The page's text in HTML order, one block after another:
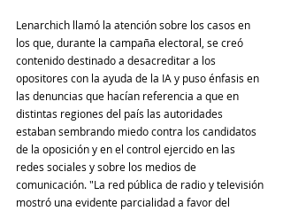
Lenarchich llamó la atención sobre los casos en
los que, durante la campaña electoral, se creó
contenido destinado a desacreditar a los
opositores con la ayuda de la IA y puso énfasis en
las denuncias que hacían referencia a que en
distintas regiones del país las autoridades
estaban sembrando miedo contra los candidatos
de la oposición y en el control ejercido en las
redes sociales y sobre los medios de
comunicación. "La red pública de radio y televisión
mostró una evidente parcialidad a favor del